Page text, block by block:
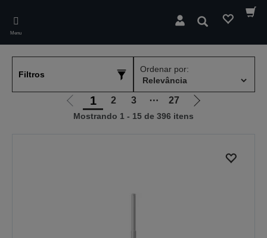
main
content
Menu
Pesquisar
Filtros
Ordenar por:
Ir
para
1 2 3 ⋯ 27
Ir
Mostrando 1 - 15 de 396 itens